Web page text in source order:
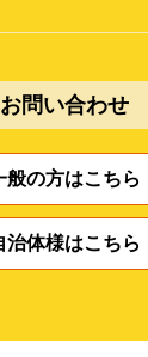
お問い合わせ
般の方はこちら
治体様はこちら